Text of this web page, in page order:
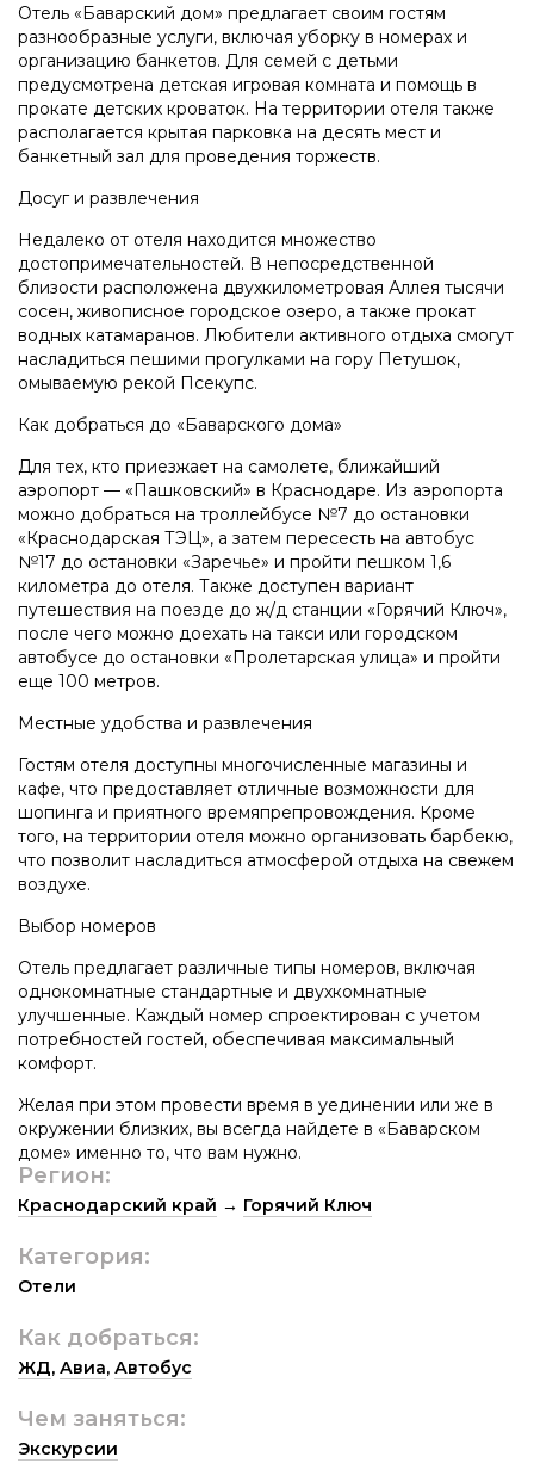
Отель «Баварский дом» предлагает своим гостям
разнообразные услуги, включая уборку в номерах и
организацию банкетов. Для семей с детьми
предусмотрена детская игровая комната и помощь в
прокате детских кроваток. На территории отеля также
располагается крытая парковка на десять мест и
банкетный зал для проведения торжеств.
Досуг и развлечения
Недалеко от отеля находится множество
достопримечательностей. В непосредственной
близости расположена двухкилометровая Аллея тысячи
сосен, живописное городское озеро, а также прокат
водных катамаранов. Любители активного отдыха смогут
насладиться пешими прогулками на гору Петушок,
омываемую рекой Псекупс.
Как добраться до «Баварского дома»
Для тех, кто приезжает на самолете, ближайший
аэропорт — «Пашковский» в Краснодаре. Из аэропорта
можно добраться на троллейбусе №7 до остановки
«Краснодарская ТЭЦ», а затем пересесть на автобус
№17 до остановки «Заречье» и пройти пешком 1,6
километра до отеля. Также доступен вариант
путешествия на поезде до ж/д станции «Горячий Ключ»,
после чего можно доехать на такси или городском
автобусе до остановки «Пролетарская улица» и пройти
еще 100 метров.
Местные удобства и развлечения
Гостям отеля доступны многочисленные магазины и
кафе, что предоставляет отличные возможности для
шопинга и приятного времяпрепровождения. Кроме
того, на территории отеля можно организовать барбекю,
что позволит насладиться атмосферой отдыха на свежем
воздухе.
Выбор номеров
Отель предлагает различные типы номеров, включая
однокомнатные стандартные и двухкомнатные
улучшенные. Каждый номер спроектирован с учетом
потребностей гостей, обеспечивая максимальный
комфорт.
Желая при этом провести время в уединении или же в
окружении близких, вы всегда найдете в «Баварском
доме» именно то, что вам нужно.
Регион:
Краснодарский край → Горячий Ключ
Категория:
Отели
Как добраться:
ЖД, Авиа, Автобус
Чем заняться:
Экскурсии